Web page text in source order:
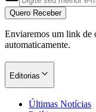
Quero Receber
Enviaremos um link de
automaticamente.
Editorias
Últimas Notícias